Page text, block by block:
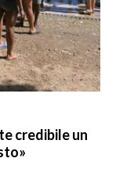
credibile un